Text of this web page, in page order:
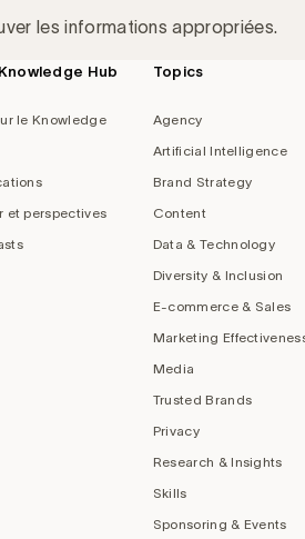
les informations appropriées.
Hub
le Knowledge
et perspectives
Topics
Agency
Artificial Intelligence
Brand Strategy
Content
Data & Technology
Diversity & Inclusion
E-commerce & Sales
Marketing
Media
Trusted Brands
Privacy
Research & Insights
Skills
Sponsoring & Events